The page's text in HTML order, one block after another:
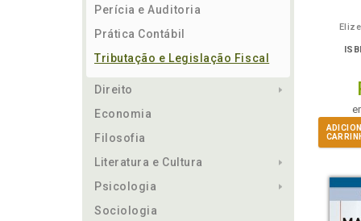
Perícia e Auditoria
Prática Contábil
Tributação e Legislação Fiscal
Direito
Economia
Filosofia
Literatura e Cultura
Psicologia
Sociologia